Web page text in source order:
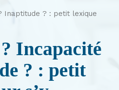
Inaptitude ? : petit lexique
Incapacité
? : petit